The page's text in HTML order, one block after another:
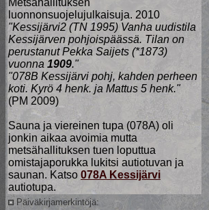
Metsähallituksen
luonnonsuojelujulkaisuja. 2010
"Kessijärvi2 (TN 1995) Vanha uudistila
Kessijärven pohjoispäässä. Tilan on
perustanut Pekka Saijets (*1873)
vuonna 1909."
"078B Kessijärvi pohj, kahden perheen
koti. Kyrö 4 henk. ja Mattus 5 henk."
(PM 2009)
Sauna ja viereinen tupa (078A) oli
jonkin aikaa avoimia mutta
metsähallituksen tuen loputtua
omistajaporukka lukitsi autiotuvan ja
saunan. Katso 078A Kessijärvi
autiotupa.
Päiväkirjamerkintöjä: